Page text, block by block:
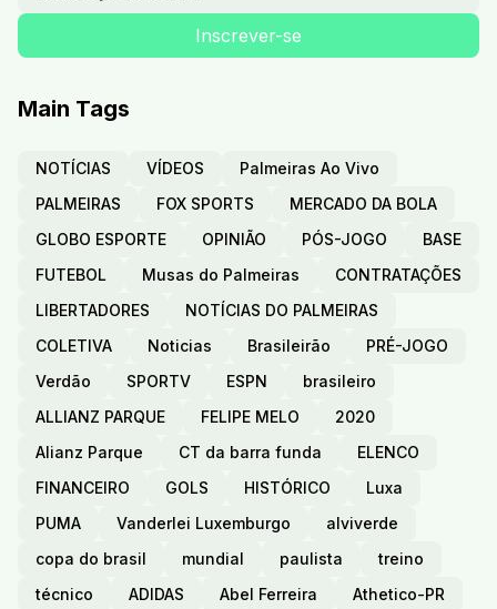
Main Tags
NOTÍCIAS VÍDEOS
Palmeiras Ao Vivo
PALMEIRAS
FOX SPORTS
MERCADO DA BOLA
GLOBO ESPORTE
OPINIÃO PÓS-JOGO
BASE
FUTEBOL
Musas do Palmeiras
CONTRATAÇÕES
LIBERTADORES
NOTÍCIAS DO PALMEIRAS
COLETIVA
Noticias Brasileirão
PRÉ-JOGO
Verdão
SPORTV ESPN
brasileiro
ALLIANZ PARQUE
FELIPE MELO
2020
Alianz Parque
CT da barra funda
ELENCO
FINANCEIRO
GOLS HISTÓRICO
Luxa
PUMA
Vanderlei Luxemburgo
alviverde
copa do brasil
mundial paulista
treino
técnico
ADIDAS Abel Ferreira
Athetico-PR